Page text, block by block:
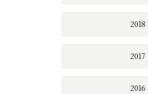
2018
2017
2016